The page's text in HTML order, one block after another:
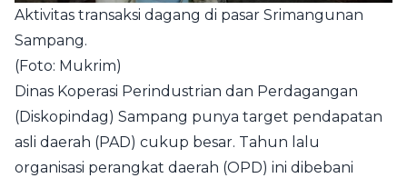
Aktivitas transaksi dagang di pasar Srimangunan
Sampang.
(Foto: Mukrim)
Dinas Koperasi Perindustrian dan Perdagangan
(Diskopindag) Sampang punya target pendapatan
asli daerah (PAD) cukup besar. Tahun lalu
organisasi perangkat daerah (OPD) ini dibebani